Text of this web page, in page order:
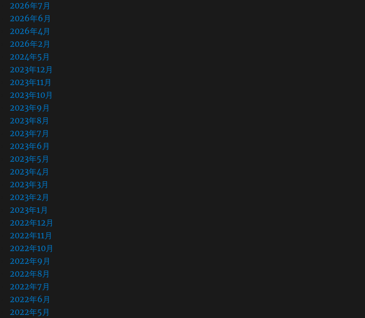
2026年7月
2026年6月
2026年4月
2026年2月
2024年5月
2023年12月
2023年11月
2023年10月
2023年9月
2023年8月
2023年7月
2023年6月
2023年5月
2023年4月
2023年3月
2023年2月
2023年1月
2022年12月
2022年11月
2022年10月
2022年9月
2022年8月
2022年7月
2022年6月
2022年5月